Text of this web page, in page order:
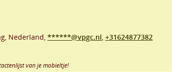
Nederland, ******@vpgc.nl +31624877382
van je mobieltje!